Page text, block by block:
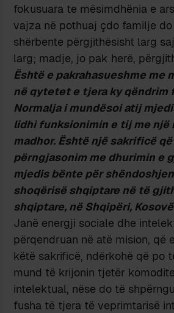
fokusuara te mësimdhënia e
vajza në pothuaj çdo familje
shërbente përgjithësisht larg
larg; madje, jo pak herë,
Është e pakrahasueshme me
në qytetet e tjera ky qëndrim
Normalja i mundësoi atij
lidhi funksionimin e tij me
madhor. Është një sakrificë
përngjasonim me dhurimin e
mjedis bënte për
shoqërisë shqiptare në të
shqiptare, në Shqipëri,
Janë energji sociale dhe
përqendruan në atë mision, që
këtë sakrificë, ndërkohë që po
mund të krijonin tjetër
intelektual, nëse do të
fusha të tjera të veprimtarisë